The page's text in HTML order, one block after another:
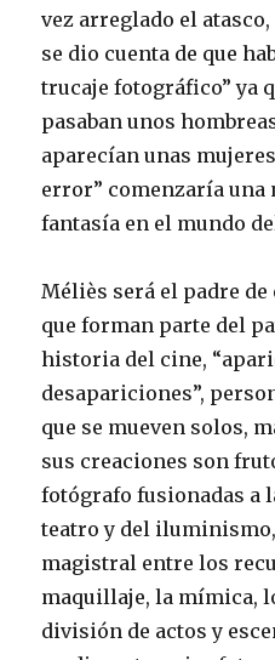
vez arreglado el
se dio cuenta de que
trucaje fotográfico” ya
pasaban unos
aparecían unas
error” comenzaría una
fantasía en el mundo
Méliès será el padre
que forman parte del
historia del cine,
desapariciones”,
que se mueven solos,
sus creaciones son
fotógrafo fusionadas a
teatro y del
magistral entre los
maquillaje, la mímica,
división de actos y